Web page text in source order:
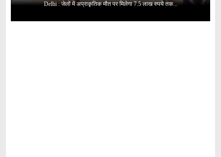
Delhi : जेलों में अप्राकृतिक मौत पर मिलेगा 7.5 लाख रुपये तक...